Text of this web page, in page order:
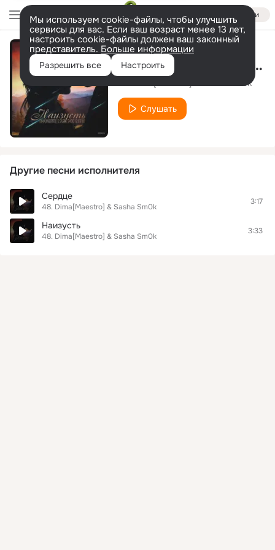
Войти
Мы используем cookie-файлы, чтобы улучшить
сервисы для вас. Если ваш возраст менее 13 лет,
настроить cookie-файлы должен ваш законный
представитель. Больше информации
Разрешить все Настроить Сердцем к сердцу (при уч. KSEN
48. Dima[Maestro] & Sasha Sm0k
Слушать
Другие песни исполнителя
Сердце
48. Dima[Maestro] & Sasha Sm0k
3:17
Наизусть
48. Dima[Maestro] & Sasha Sm0k
3:33